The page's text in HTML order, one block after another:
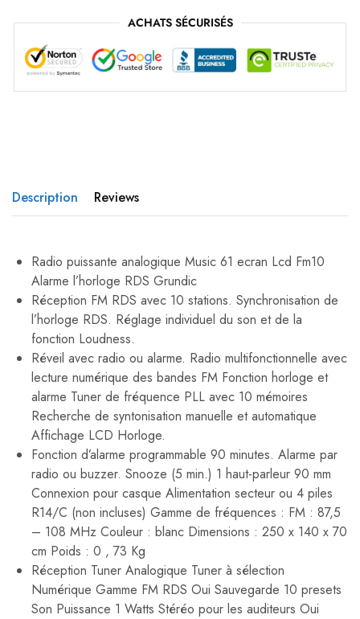
ACHATS SÉCURISÉS
Description Reviews
Radio puissante analogique Music 61 ecran Lcd Fm10
Alarme l’horloge RDS Grundic
Réception FM RDS avec 10 stations. Synchronisation de
l’horloge RDS. Réglage individuel du son et de la
fonction Loudness.
Réveil avec radio ou alarme. Radio multifonctionnelle avec
lecture numérique des bandes FM Fonction horloge et
alarme Tuner de fréquence PLL avec 10 mémoires
Recherche de syntonisation manuelle et automatique
Affichage LCD Horloge.
Fonction d’alarme programmable 90 minutes. Alarme par
radio ou buzzer. Snooze (5 min.) 1 haut-parleur 90 mm
Connexion pour casque Alimentation secteur ou 4 piles
R14/C (non incluses) Gamme de fréquences : FM : 87,5
– 108 MHz Couleur : blanc Dimensions : 250 x 140 x 70
cm Poids : 0 , 73 Kg
Réception Tuner Analogique Tuner à sélection
Numérique Gamme FM RDS Oui Sauvegarde 10 presets
Son Puissance 1 Watts Stéréo pour les auditeurs Oui